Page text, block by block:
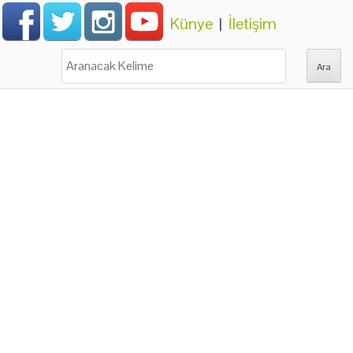
Künye | İletişim